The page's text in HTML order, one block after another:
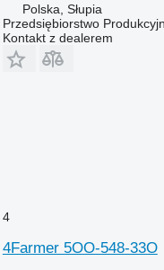
Polska, Słupia
Przedsiębiorstwo
Kontakt z dealerem
4
4Farmer 5OO-548-33O